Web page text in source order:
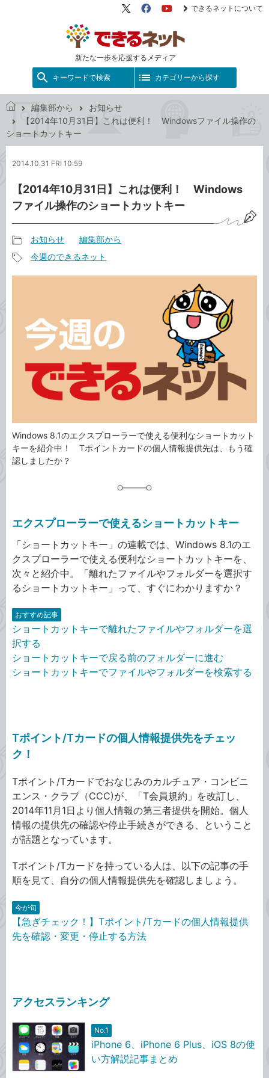
新たな一歩を応援するメディア
X（旧
FacebookYouTube
できるネットについて
キーワードで検索 カテゴリーから探す
ッ
編集部から
お知らせ
【2014年10月31日】これは便利！ Windowsファイル操作の
ショートカットキー
2014.10.31 FRI 10:59
【2014年10月31日】これは便利！ Windows
ファイル操作のショートカットキー
事
カ
リ
お知らせ 編集部から
今週のできるネット
Windows 8.1のエクスプローラーで使える便利なショートカット
キーを紹介中！ Tポイントカードの個人情報提供先は、もう確
認しましたか？
エクスプローラーで使えるショートカットキー
「ショートカットキー」の連載では、Windows 8.1のエ
クスプローラーで使える便利なショートカットキーを、
次々と紹介中。「離れたファイルやフォルダーを選択す
るショートカットキー」って、すぐにわかりますか？
おすすめ記事
ショートカットキーで離れたファイルやフォルダーを選
択する
ショートカットキーで戻る前のフォルダーに進む
ショートカットキーでファイルやフォルダーを検索する
Tポイント/Tカードの個人情報提供先をチェッ
ク！
Tポイント/Tカードでおなじみのカルチュア・コンビニ
エンス・クラブ（CCC)が、「T会員規約」を改訂し、
2014年11月1日より個人情報の第三者提供を開始。個人
情報の提供先の確認や停止手続きができる、ということ
が話題となっています。
Tポイント/Tカードを持っている人は、以下の記事の手
順を見て、自分の個人情報提供先を確認しましょう。
今が旬
【急ぎチェック！】Tポイント/Tカードの個人情報提供
先を確認・変更・停止する方法
アクセスランキング
No.1
iPhone 6、iPhone 6 Plus、iOS 8の使
い方解説記事まとめ